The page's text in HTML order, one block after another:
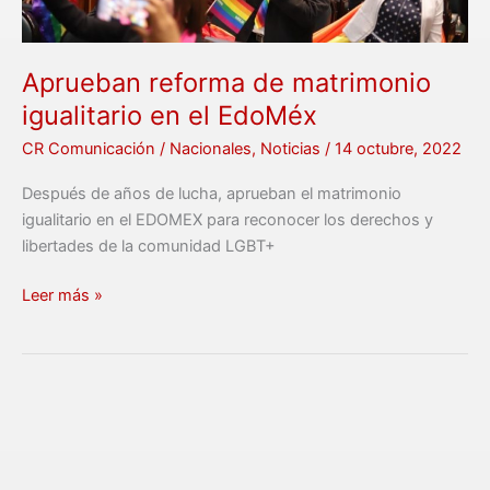
Aprueban reforma de matrimonio
igualitario en el EdoMéx
CR Comunicación / Nacionales, Noticias / 14 octubre, 2022
Después de años de lucha, aprueban el matrimonio
igualitario en el EDOMEX para reconocer los derechos y
libertades de la comunidad LGBT+
Leer más »